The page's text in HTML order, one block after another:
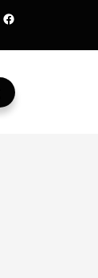
Facebook